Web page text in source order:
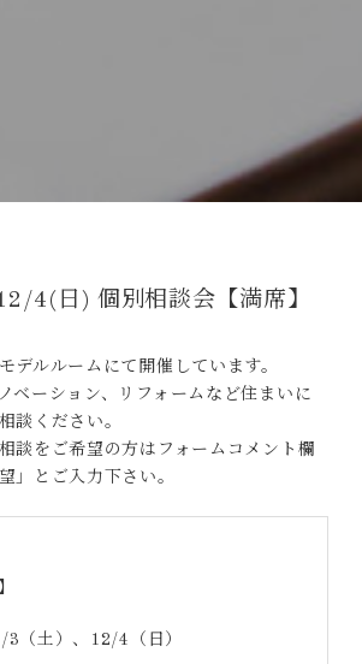
4(日) 個別相談会【満席】
デルルームにて開催しています。
ベーション、リフォームなど住まいに
談ください。
談をご希望の方はフォームコメント欄
」とご入力下さい。
（土）、12/4（日）